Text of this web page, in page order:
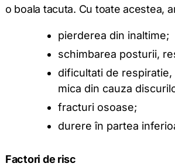
o boala tacuta. Cu toate acestea,
pierderea din inaltime;
schimbarea posturii,
dificultati de
mica din cauza
fracturi osoase;
durere în partea
Factori de risc